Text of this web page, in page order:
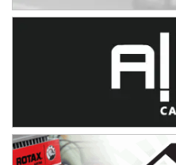
NORESTE SANTAFESINO - F6
TUCUMANO - F5
Juan Navarro (Asfalto)